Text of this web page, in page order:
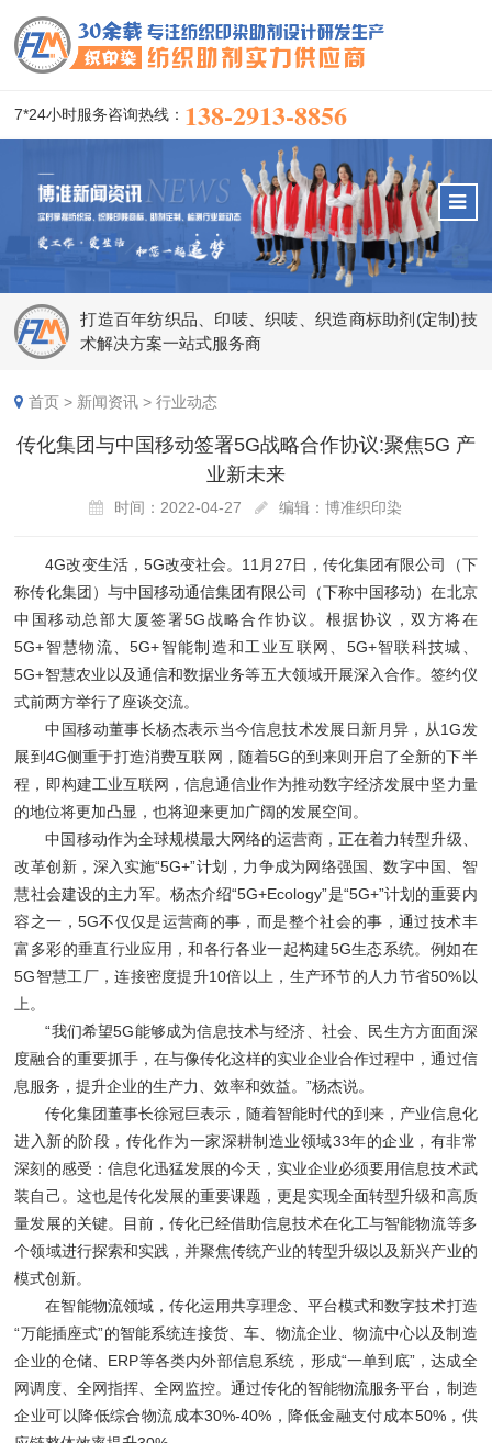
7*24小时服务咨询热线： 138-2913-8856
打造百年纺织品、印唛、织唛、织造商标助剂(定制)技
术解决方案一站式服务商
首页 > 新闻资讯 >行业动态
传化集团与中国移动签署5G战略合作协议:聚焦5G 产
业新未来
时间：2022-04-27 编辑：博准织印染
4G改变生活，5G改变社会。11月27日，传化集团有限公司（下
称传化集团）与中国移动通信集团有限公司（下称中国移动）在北京
中国移动总部大厦签署5G战略合作协议。根据协议，双方将在
5G+智慧物流、5G+智能制造和工业互联网、5G+智联科技城、
5G+智慧农业以及通信和数据业务等五大领域开展深入合作。签约仪
式前两方举行了座谈交流。
中国移动董事长杨杰表示当今信息技术发展日新月异，从1G发
展到4G侧重于打造消费互联网，随着5G的到来则开启了全新的下半
程，即构建工业互联网，信息通信业作为推动数字经济发展中坚力量
的地位将更加凸显，也将迎来更加广阔的发展空间。
中国移动作为全球规模最大网络的运营商，正在着力转型升级、
改革创新，深入实施“5G+”计划，力争成为网络强国、数字中国、智
慧社会建设的主力军。杨杰介绍“5G+Ecology”是“5G+”计划的重要内
容之一，5G不仅仅是运营商的事，而是整个社会的事，通过技术丰
富多彩的垂直行业应用，和各行各业一起构建5G生态系统。例如在
5G智慧工厂，连接密度提升10倍以上，生产环节的人力节省50%以
上。
“我们希望5G能够成为信息技术与经济、社会、民生方方面面深
度融合的重要抓手，在与像传化这样的实业企业合作过程中，通过信
息服务，提升企业的生产力、效率和效益。”杨杰说。
传化集团董事长徐冠巨表示，随着智能时代的到来，产业信息化
进入新的阶段，传化作为一家深耕制造业领域33年的企业，有非常
深刻的感受：信息化迅猛发展的今天，实业企业必须要用信息技术武
装自己。这也是传化发展的重要课题，更是实现全面转型升级和高质
量发展的关键。目前，传化已经借助信息技术在化工与智能物流等多
个领域进行探索和实践，并聚焦传统产业的转型升级以及新兴产业的
模式创新。
在智能物流领域，传化运用共享理念、平台模式和数字技术打造
“万能插座式”的智能系统连接货、车、物流企业、物流中心以及制造
企业的仓储、ERP等各类内外部信息系统，形成“一单到底”，达成全
网调度、全网指挥、全网监控。通过传化的智能物流服务平台，制造
企业可以降低综合物流成本30%-40%，降低金融支付成本50%，供